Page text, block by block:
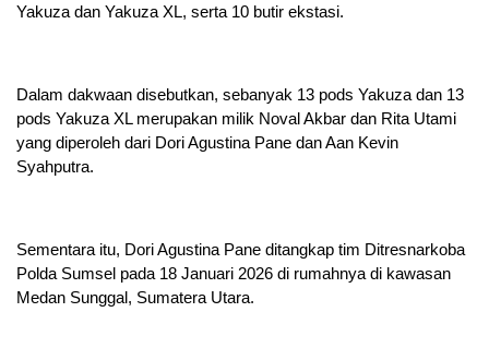
Yakuza dan Yakuza XL, serta 10 butir ekstasi.
Dalam dakwaan disebutkan, sebanyak 13 pods Yakuza dan 13
pods Yakuza XL merupakan milik Noval Akbar dan Rita Utami
yang diperoleh dari Dori Agustina Pane dan Aan Kevin
Syahputra.
Sementara itu, Dori Agustina Pane ditangkap tim Ditresnarkoba
Polda Sumsel pada 18 Januari 2026 di rumahnya di kawasan
Medan Sunggal, Sumatera Utara.